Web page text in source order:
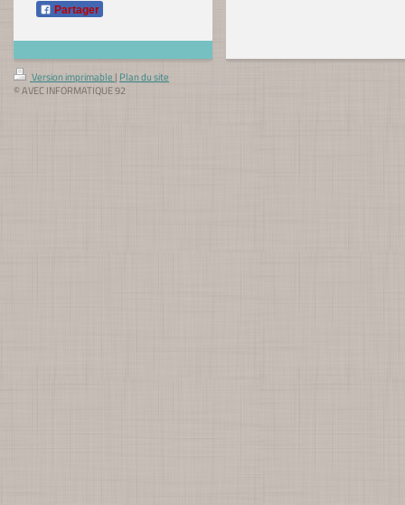
Partager
Version imprimable | Plan du site
© AVEC INFORMATIQUE 92